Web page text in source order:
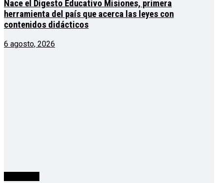
Nace el Digesto Educativo Misiones, primera
herramienta del país que acerca las leyes con
contenidos didácticos
6 agosto, 2026